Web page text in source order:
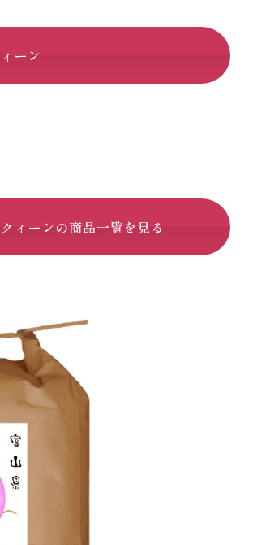
ーン
ィーンの商品一覧を見る